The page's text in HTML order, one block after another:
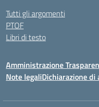
Tutti gli argomenti
PTOF
Libri di testo
Amministrazione
Note legaliDichiarazione